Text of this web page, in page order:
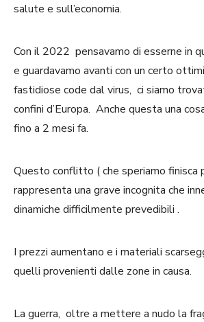
salute e sull’economia.
Con il 2022 pensavamo di esserne in
e guardavamo avanti con un certo
fastidiose code dal virus, ci siamo
confini d’Europa. Anche questa una
fino a 2 mesi fa.
Questo conflitto ( che speriamo finisca
rappresenta una grave incognita che
dinamiche difficilmente prevedibili .
I prezzi aumentano e i materiali
quelli provenienti dalle zone in causa.
La guerra, oltre a mettere a nudo la